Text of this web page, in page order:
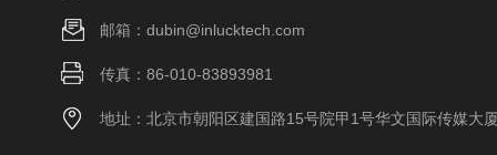
邮箱：dubin@inlucktech.com
传真：86-010-83893981
地址：北京市朝阳区建国路15号院甲1号华文国际传媒大